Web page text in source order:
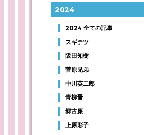
2024
2024 全ての記事
スギテツ
阪田知樹
菅原兄弟
中川英二郎
青柳晋
郷古廉
上原彩子